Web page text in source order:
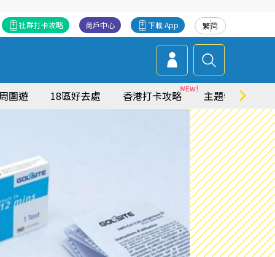
繁简
下載 App
商戶中心
社群打卡攻略
圍遊 18區好去處 香港打卡攻略 主題特集